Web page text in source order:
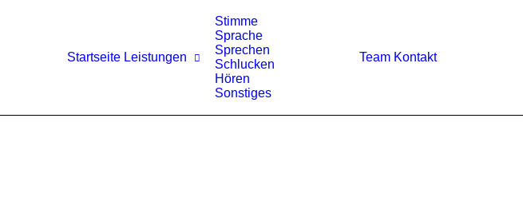
Startseite Leistungen
Stimme
Sprache
Sprechen
Schlucken
Hören
Sonstiges
Team Kontakt